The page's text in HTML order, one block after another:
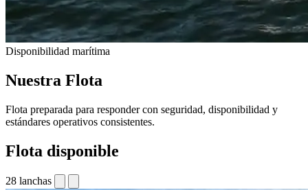
Disponibilidad marítima
Nuestra Flota
Flota preparada para responder con seguridad, disponibilidad y
estándares operativos consistentes.
Flota disponible
28 lanchas